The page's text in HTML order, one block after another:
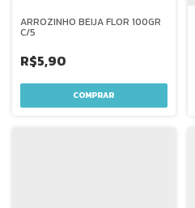
ARROZINHO BEIJA FLOR 100GR
C/5
R$5,90